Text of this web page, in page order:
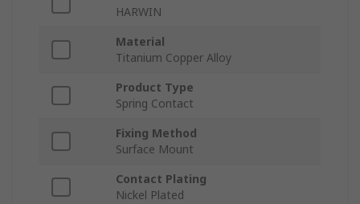
HARWIN
Material
Titanium Copper Alloy
Product Type
Spring Contact
Fixing Method
Surface Mount
Contact Plating
Nickel Plated